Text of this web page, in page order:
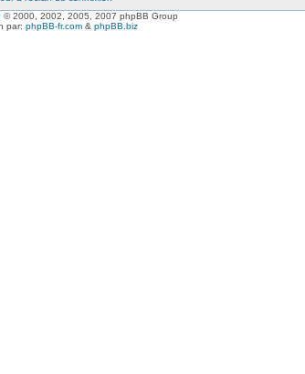
© 2000, 2002, 2005, 2007 phpBB Group
par: phpBB-fr.com & phpBB.biz